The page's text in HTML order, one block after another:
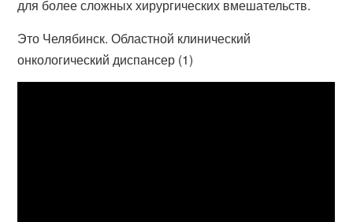
для более сложных хирургических вмешательств.
Это Челябинск. Областной клинический
онкологический диспансер (1)